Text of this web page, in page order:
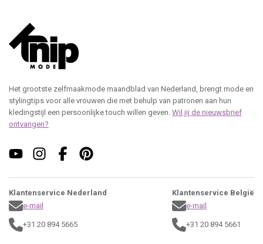
Het grootste zelfmaakmode maandblad van Nederland, brengt mode en
stylingtips voor alle vrouwen die met behulp van patronen aan hun
kledingstijl een persoonlijke touch willen geven. Wil jij de nieuwsbrief
ontvangen?
Klantenservice Nederland
e-mail
+31 20 894 5665
Klantenservice België
e-mail
+31 20 894 5661